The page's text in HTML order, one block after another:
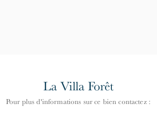
La Villa Forêt
Pour plus d'informations sur ce bien contactez :